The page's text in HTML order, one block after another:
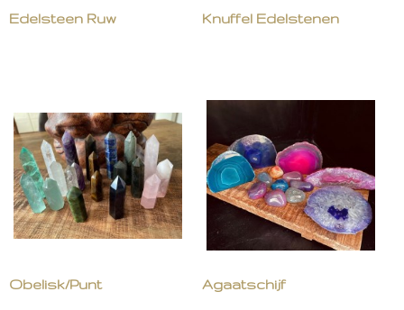
Edelsteen Ruw Knuffel Edelstenen
Obelisk/Punt Agaatschijf